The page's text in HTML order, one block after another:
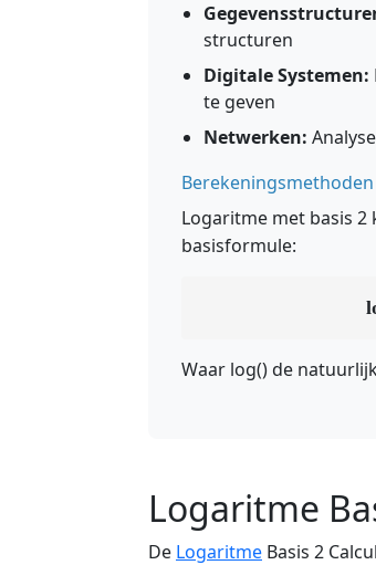
structuren
Digitale Systemen:
te geven
Netwerken:
Berekeningsmethoden
Logaritme met basis
basisformule:
Waar log() de
Logaritme
De Logaritme Basis 2